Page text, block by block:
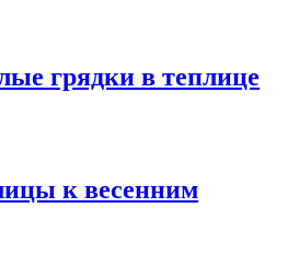
грядки в теплице
к весенним